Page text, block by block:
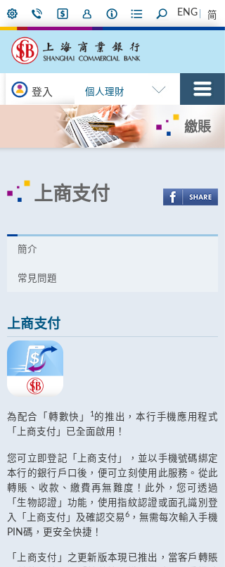
ENG 简
登入 個人理財
繳賬
上商支付
簡介
常見問題
上商支付
為配合「轉數快」 1 的推出，本行手機應用程式
「上商支付」已全面啟用！
您可立即登記「上商支付」，並以手機號碼綁定
本行的銀行戶口後，便可立刻使用此服務。從此
轉賬、收款、繳費再無難度！此外，您可透過
「生物認證」功能，使用指紋認證或面孔識別登
入「上商支付」及確認交易6 ，無需每次輸入手機
PIN碼，更安全快捷！
「上商支付」之更新版本現已推出，當客戶轉賬